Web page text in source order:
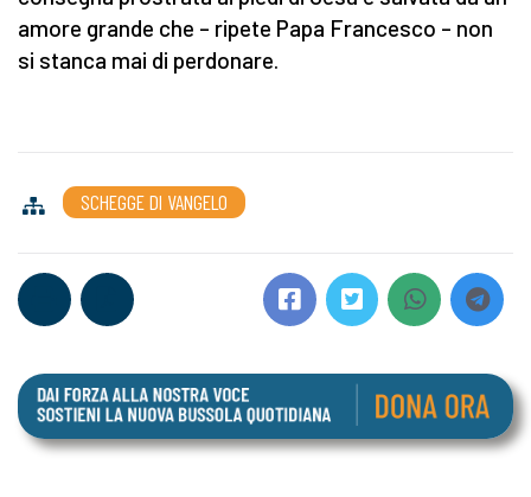
amore grande che – ripete Papa Francesco – non
si stanca mai di perdonare.
SCHEGGE DI VANGELO